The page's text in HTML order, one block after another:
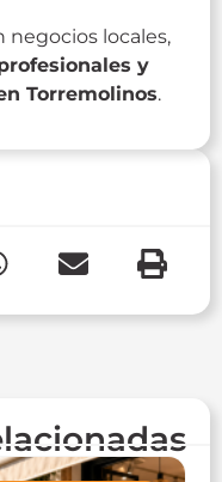
locales,
y
Torremolinos.